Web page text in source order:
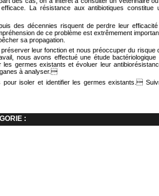
La résistance aux antibiotiques constitue
des décennies risquent de perdre leur
de ce problème est extrêmement
sa propagation.
leur fonction et nous préoccuper du risque
nous avons effectué une étude bactériologique
germes existants et évoluer leur
à analyser.
pour isoler et identifier les germes existants.
: